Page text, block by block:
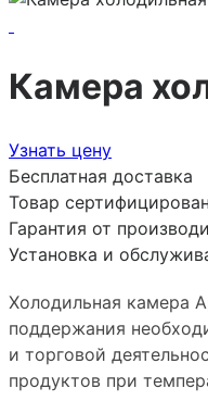
Камера
Узнать цену
Бесплатная доставка
Товар сертифицирован
Гарантия от
Установка и
Холодильная камера
поддержания
и торговой
продуктов при